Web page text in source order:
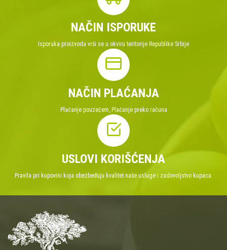
NAČIN ISPORUKE
Isporuka proizvoda vrši se u okviru teritorije Republike Srbije
NAČIN PLAĆANJA
Plaćanje pouzećem, Plaćanje preko računa
USLOVI KORIŠĆENJA
Pravila pri kupovini koja obezbeđuju kvalitet naše usluge i zadovoljstvo kupaca.